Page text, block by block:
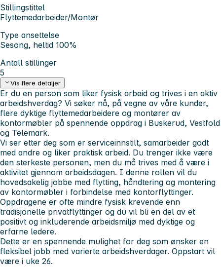
Stillingstittel
Flyttemedarbeider/Montør
Type ansettelse
Sesong, heltid 100%
Antall stillinger
5
Vis flere detaljer
Er du en person som liker fysisk arbeid og trives i en aktiv
arbeidshverdag? Vi søker nå, på vegne av våre kunder,
flere dyktige flyttemedarbeidere og montører av
kontormøbler på spennende oppdrag i Buskerud, Vestfold
og Telemark.
Vi ser etter deg som er serviceinnstilt, samarbeider godt
med andre og liker praktisk arbeid. Du trenger ikke være
den sterkeste personen, men du må trives med å være i
aktivitet gjennom arbeidsdagen. I denne rollen vil du
hovedsakelig jobbe med flytting, håndtering og montering
av kontormøbler i forbindelse med kontorflyttinger.
Oppdragene er ofte mindre fysisk krevende enn
tradisjonelle privatflyttinger og du vil bli en del av et
positivt og inkluderende arbeidsmiljø med dyktige og
erfarne ledere.
Dette er en spennende mulighet for deg som ønsker en
fleksibel jobb med varierte arbeidshverdager. Oppstart vil
være i uke 26.